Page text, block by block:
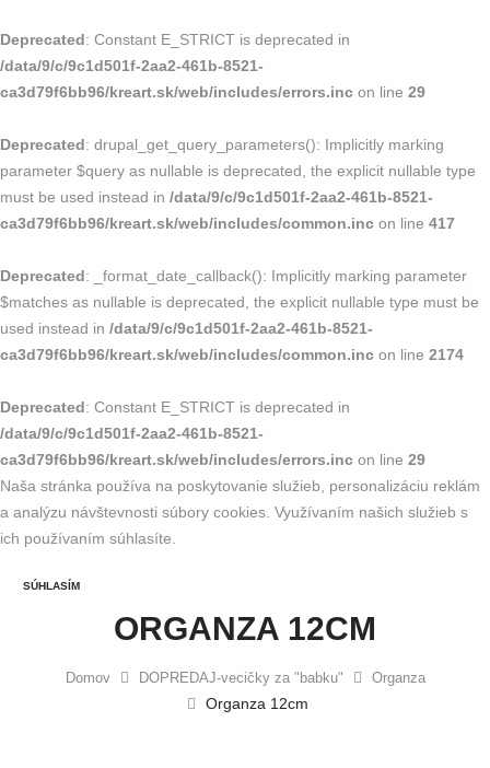
Deprecated: Constant E_STRICT is deprecated in
/data/9/c/9c1d501f-2aa2-461b-8521-
ca3d79f6bb96/kreart.sk/web/includes/errors.inc on line 29
Deprecated: drupal_get_query_parameters(): Implicitly marking
parameter $query as nullable is deprecated, the explicit nullable type
must be used instead in /data/9/c/9c1d501f-2aa2-461b-8521-
ca3d79f6bb96/kreart.sk/web/includes/common.inc on line 417
Deprecated: _format_date_callback(): Implicitly marking parameter
$matches as nullable is deprecated, the explicit nullable type must be
used instead in /data/9/c/9c1d501f-2aa2-461b-8521-
ca3d79f6bb96/kreart.sk/web/includes/common.inc on line 2174
Deprecated: Constant E_STRICT is deprecated in
/data/9/c/9c1d501f-2aa2-461b-8521-
ca3d79f6bb96/kreart.sk/web/includes/errors.inc on line 29
Skip
to
content
Naša stránka používa na poskytovanie služieb, personalizáciu reklám
a analýzu návštevnosti súbory cookies. Využívaním našich služieb s
ich používaním súhlasíte.
SÚHLASÍM
ORGANZA 12CM
Domov DOPREDAJ-vecičky za "babku" Organza
Organza 12cm